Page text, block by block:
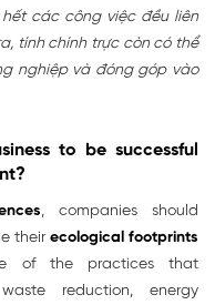
các công việc đều liên
tính chính trực còn có thể
nghiệp và đóng góp vào
to be successful
, companies should
their ecological footprints
of the practices that
reduction, energy